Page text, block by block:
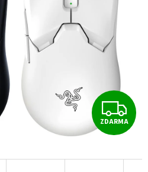
Z
D
A
ZDARMA